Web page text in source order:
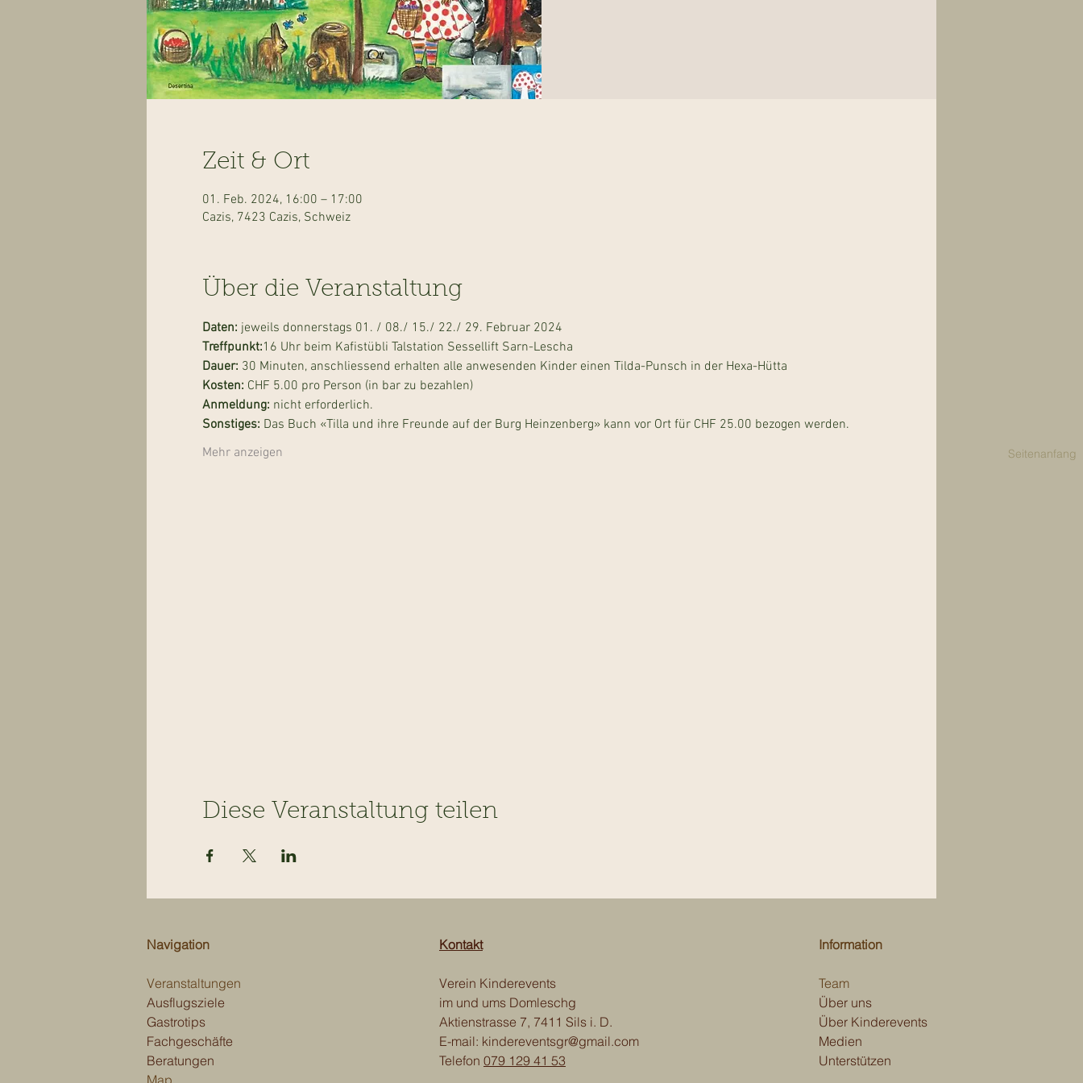
Seitenanfang
Zeit & Ort
01. Feb. 2024, 16:00 – 17:00
Cazis, 7423 Cazis, Schweiz
Über die Veranstaltung
Daten: jeweils donnerstags 01. / 08./ 15./ 22./ 29. Februar 2024
Treffpunkt:16 Uhr beim Kafistübli Talstation Sessellift Sarn-Lescha
Dauer: 30 Minuten, anschliessend erhalten alle anwesenden Kinder einen Tilda-Punsch in der Hexa-Hütta
Kosten: CHF 5.00 pro Person (in bar zu bezahlen)
Anmeldung: nicht erforderlich.
Sonstiges: Das Buch «Tilla und ihre Freunde auf der Burg Heinzenberg» kann vor Ort für CHF 25.00 bezogen werden.
Mehr anzeigen
Diese Veranstaltung teilen
Navigation
Veranstaltungen
Ausflugsziele
Gastrotips
Fachgeschäfte
Beratungen
Map
Kontakt
Verein Kinderevents
im und ums Domleschg
Aktienstrasse 7, 7411 Sils i. D.
E-mail: kindereventsgr@gmail.com
Telefon 079 129 41 53
Information
Team
Über uns
Über Kinderevents
Medien
Unterstützen